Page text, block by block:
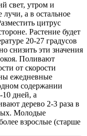
свет, утром и
а в остальное
цитрус
Растение будет
20-27 градусов
снизить эти значения
Поливают
от скорости
ежедневные
содержании
дней, а
дерево 2-3 раза в
Молодые
взрослые (старше